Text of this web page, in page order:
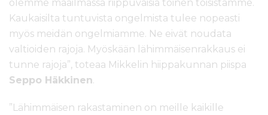
olemme maailmassa riippuvaisia toinen toisistamme.
Kaukaisilta tuntuvista ongelmista tulee nopeasti
myös meidän ongelmiamme. Ne eivät noudata
valtioiden rajoja. Myöskään lähimmäisenrakkaus ei
tunne rajoja”, toteaa Mikkelin hiippakunnan piispa
Seppo Häkkinen.
”Lähimmäisen rakastaminen on meille kaikille